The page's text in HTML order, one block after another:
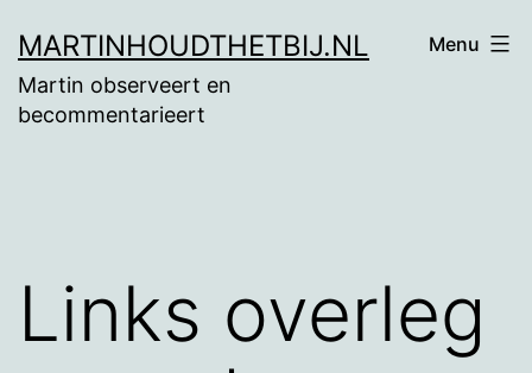
naar
de
MARTINHOUDTHETBIJ.NL
Martin observeert en
becommentarieert
Menu
Links overleg